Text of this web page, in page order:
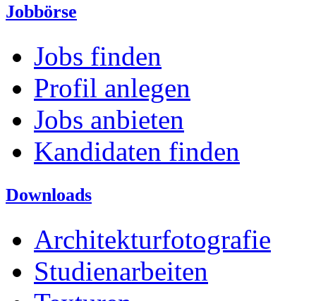
Jobbörse
Jobs finden
Profil anlegen
Jobs anbieten
Kandidaten finden
Downloads
Architekturfotografie
Studienarbeiten